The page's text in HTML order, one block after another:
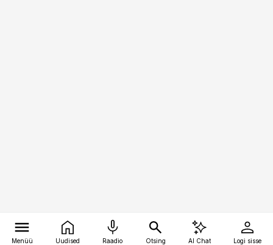
Menüü Uudised Raadio Otsing AI Chat Logi sisse